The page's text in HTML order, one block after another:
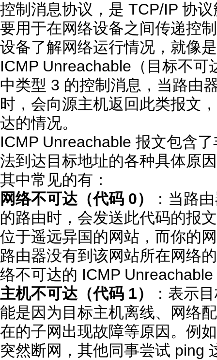
控制消息协议，是 TCP/IP 协
要用于在网络设备之间传递控
设备了解网络运行情况，就像
ICMP Unreachable（目标不可
中类型 3 的控制消息，当路由
时，会向源主机返回此类报文
达的情况。
ICMP Unreachable 报文包含
法到达目标地址的各种具体原
其中常见的有：
网络不可达（代码 0）
：当路
的路由时，会发送此代码的报
位于遥远异国的网站，而你的
路由器没有到该网站所在网络
络不可达的 ICMP
主机不可达（代码 1）
：表示
能是因为目标主机离线、网络
在的子网出现故障等原因。例
突然断网，其他同事尝试 ping